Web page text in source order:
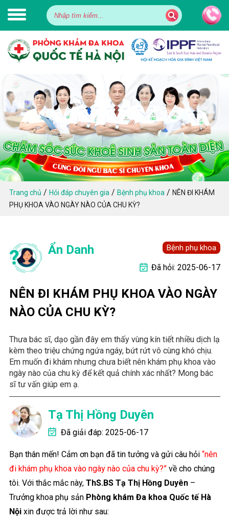
Trang chủ / Hỏi đáp chuyên gia/ Bệnh phụ khoa/ NÊN ĐI KHÁM
PHỤ KHOA VÀO NGÀY NÀO CỦA CHU KỲ?
Ẩn Danh Bệnh phụ khoa
Đã hỏi: 2025-06-17
NÊN ĐI KHÁM PHỤ KHOA VÀO NGÀY
NÀO CỦA CHU KỲ?
Thưa bác sĩ, dạo gần đây em thấy vùng kín tiết nhiều dịch lạ
kèm theo triệu chứng ngứa ngáy, bứt rứt vô cùng khó chịu.
Em muốn đi khám nhưng chưa biết nên khám phụ khoa vào
ngày nào của chu kỳ để kết quả chính xác nhất? Mong bác
sĩ tư vấn giúp em ạ.
Tạ Thị Hồng Duyên
Đã giải đáp: 2025-06-17
Bạn thân mến! Cảm ơn bạn đã tin tưởng và gửi câu hỏi “nên
đi khám phụ khoa vào ngày nào của chu kỳ?”về cho chúng
tôi. Với thắc mắc này, ThS.BS Tạ Thị Hồng Duyên–
Trưởng khoa phụ sản Phòng khám Đa khoa Quốc tế Hà
Nội xin được trả lời như sau: